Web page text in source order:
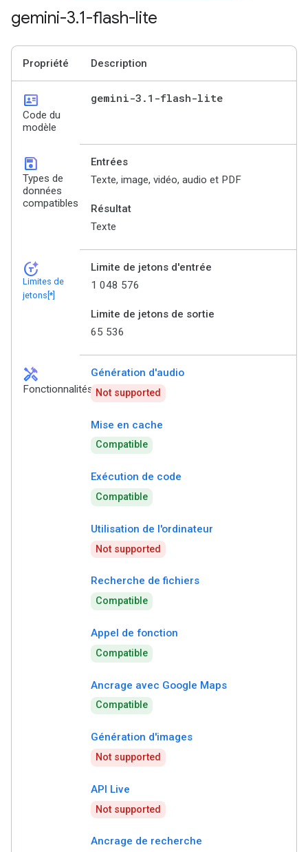
gemini-3.1-flash-lite
Propriété Description
id_card
Code du
modèle
gemini-3 . 1-flash-lite
save
Types de
données
compatibles
Entrées
Texte, image, vidéo, audio et PDF
Résultat
Texte
token_auto
Limites de
jetons[*]
Limite de jetons d'entrée
1 048 576
Limite de jetons de sortie
65 536
handyman
Fonctionnalités
Génération d'audio
Not supported
Mise en cache
Compatible
Exécution de code
Compatible
Utilisation de l'ordinateur
Not supported
Recherche de fichiers
Compatible
Appel de fonction
Compatible
Ancrage avec Google Maps
Compatible
Génération d'images
Not supported
API Live
Not supported
Ancrage de recherche